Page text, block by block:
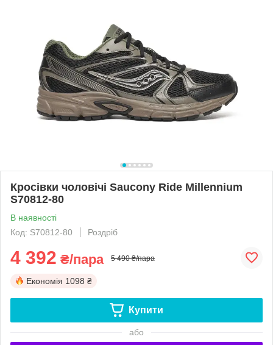
Кросівки чоловічі Saucony Ride Millennium
S70812-80
В наявності
Код: S70812-80
Роздріб
4 392 ₴/пара 5 490 ₴/пара
Економія 1098 ₴
Купити
або